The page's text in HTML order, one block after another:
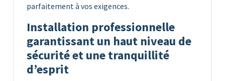
parfaitement à vos exigences.
Installation professionnelle
garantissant un haut niveau de
sécurité et une tranquillité
d’esprit